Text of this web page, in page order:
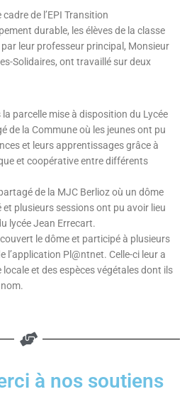
de l’EPI Transition
durable, les élèves de la classe
leur professeur principal, Monsieur
Solidaires, ont travaillé sur deux
parcelle mise à disposition du Lycée
de la Commune où les jeunes ont pu
et leurs apprentissages grâce à
et coopérative entre différents
de la MJC Berlioz où un dôme
plusieurs sessions ont pu avoir lieu
lycée Jean Errecart.
le dôme et participé à plusieurs
l’application Pl@ntnet. Celle-ci leur a
et des espèces végétales dont ils
à nos soutiens